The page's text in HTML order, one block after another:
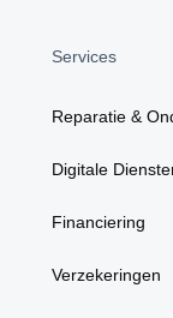
Services
Reparatie &
Digitale
Financiering
Verzekeringen